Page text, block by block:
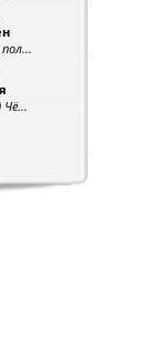
Чё...